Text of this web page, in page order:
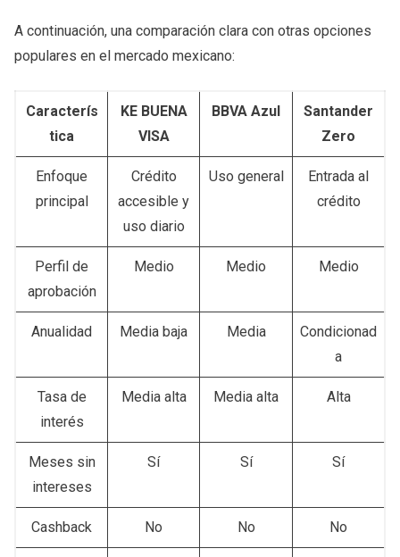
A continuación, una comparación clara con otras opciones
populares en el mercado mexicano:
Caracterís
tica
KE BUENA
VISA
BBVA Azul
Santander
Zero
Enfoque
principal
Crédito
accesible y
uso diario
Uso general
Entrada al
crédito
Perfil de
aprobación
Medio Medio Medio
Anualidad Media baja Media
Condicionad
a
Tasa de
interés
Media alta Media alta Alta
Meses sin
intereses
Sí Sí Sí
Cashback No No No